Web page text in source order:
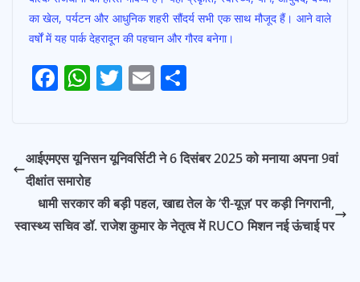
का खेल, पर्यटन और आधुनिक शहरी सौंदर्य सभी एक साथ मौजूद हैं। आने वाले
वर्षों में यह पार्क देहरादून की पहचान और गौरव बनेगा।
Post
F
b
o
o
k
W
s
A
p
p
T
er
E
l e
आईएमएस यूनिसन यूनिवर्सिटी ने 6 दिसंबर 2025 को मनाया अपना 9वां
दीक्षांत समारोह
धामी सरकार की बड़ी पहल, खाद्य तेल के ‘री-यूज़’ पर कड़ी निगरानी,
स्वास्थ्य सचिव डॉ. राजेश कुमार के नेतृत्व में RUCO मिशन नई ऊंचाई पर